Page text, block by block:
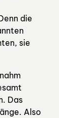
die
sie
Das
Also